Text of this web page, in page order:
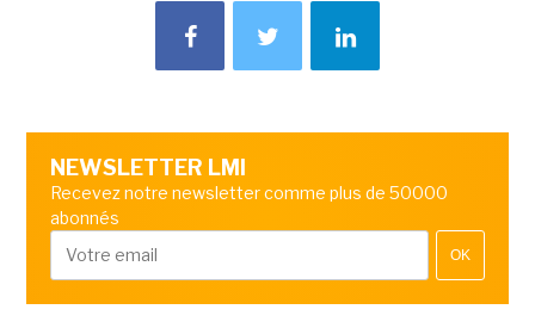
NEWSLETTER LMI
Recevez notre newsletter comme plus de 50000
abonnés
OK